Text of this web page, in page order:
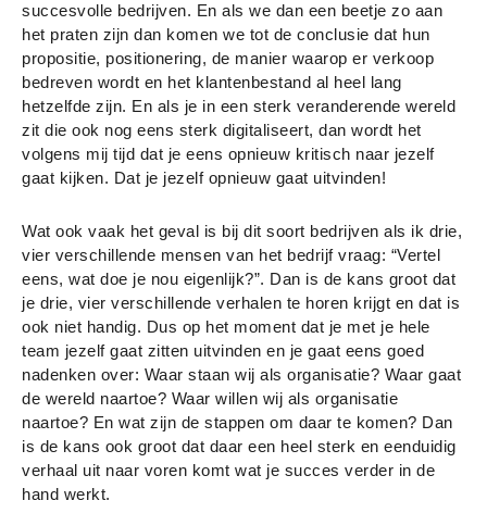
succesvolle bedrijven. En als we dan een beetje zo aan
het praten zijn dan komen we tot de conclusie dat hun
propositie, positionering, de manier waarop er verkoop
bedreven wordt en het klantenbestand al heel lang
hetzelfde zijn. En als je in een sterk veranderende wereld
zit die ook nog eens sterk digitaliseert, dan wordt het
volgens mij tijd dat je eens opnieuw kritisch naar jezelf
gaat kijken. Dat je jezelf opnieuw gaat uitvinden!
Wat ook vaak het geval is bij dit soort bedrijven als ik drie,
vier verschillende mensen van het bedrijf vraag: “Vertel
eens, wat doe je nou eigenlijk?”. Dan is de kans groot dat
je drie, vier verschillende verhalen te horen krijgt en dat is
ook niet handig. Dus op het moment dat je met je hele
team jezelf gaat zitten uitvinden en je gaat eens goed
nadenken over: Waar staan wij als organisatie? Waar gaat
de wereld naartoe? Waar willen wij als organisatie
naartoe? En wat zijn de stappen om daar te komen? Dan
is de kans ook groot dat daar een heel sterk en eenduidig
verhaal uit naar voren komt wat je succes verder in de
hand werkt.